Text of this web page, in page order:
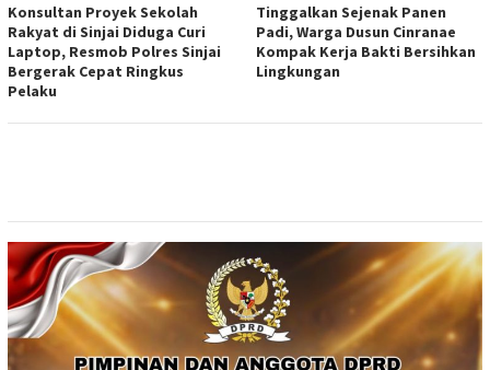
Konsultan Proyek Sekolah
Rakyat di Sinjai Diduga Curi
Laptop, Resmob Polres Sinjai
Bergerak Cepat Ringkus
Pelaku
Tinggalkan Sejenak Panen
Padi, Warga Dusun Cinranae
Kompak Kerja Bakti Bersihkan
Lingkungan